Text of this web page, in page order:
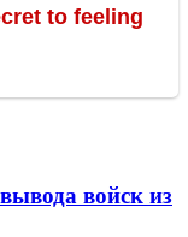
войск из